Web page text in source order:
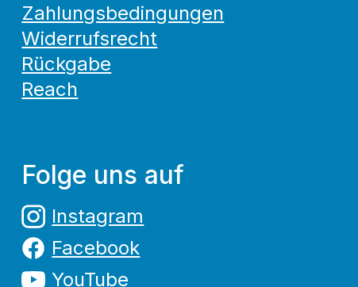
Zahlungsbedingungen
Widerrufsrecht
Rückgabe
Reach
Folge uns auf
Instagram
Facebook
YouTube